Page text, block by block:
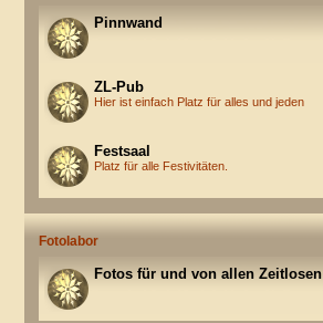
Pinnwand
ZL-Pub
Hier ist einfach Platz für alles und jeden
Festsaal
Platz für alle Festivitäten.
Fotolabor
Fotos für und von allen Zeitlosen